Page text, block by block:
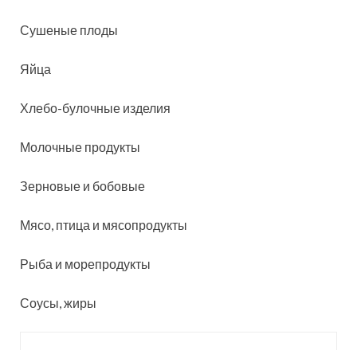
Сушеные плоды
Яйца
Хлебо-булочные изделия
Молочные продукты
Зерновые и бобовые
Мясо, птица и мясопродукты
Рыба и морепродукты
Соусы, жиры